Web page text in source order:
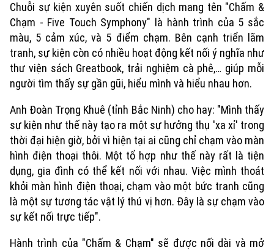
Chuỗi sự kiện xuyên suốt chiến dịch mang tên "Chấm &
Chạm - Five Touch Symphony" là hành trình của 5 sắc
màu, 5 cảm xúc, và 5 điểm chạm. Bên cạnh triển lãm
tranh, sự kiện còn có nhiều hoạt động kết nối ý nghĩa như
thư viện sách Greatbook, trải nghiệm cà phê,… giúp mỗi
người tìm thấy sự gần gũi, hiểu mình và hiểu nhau hơn.
Anh Đoàn Trọng Khuê (tỉnh Bắc Ninh) cho hay: "Mình thấy
sự kiện như thế này tạo ra một sự hưởng thụ 'xa xỉ' trong
thời đại hiện giờ, bởi vì hiện tại ai cũng chỉ chạm vào màn
hình điện thoại thôi. Một tổ hợp như thế này rất là tiện
dụng, gia đình có thể kết nối với nhau. Việc mình thoát
khỏi màn hình điện thoại, chạm vào một bức tranh cũng
là một sự tương tác vật lý thú vị hơn. Đây là sự chạm vào
sự kết nối trực tiếp".
Hành trình của "Chấm & Chạm" sẽ được nối dài và mở